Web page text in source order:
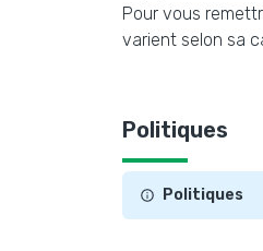
Pour vous
varient selon sa
Politiques
Politiques